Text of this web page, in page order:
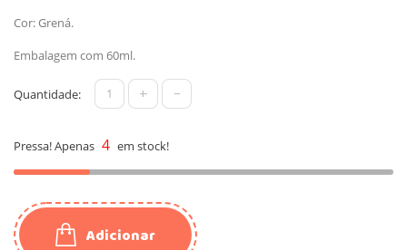
Cor: Grená.
Embalagem com 60ml.
Quantidade: + -
Pressa! Apenas 4 em stock!
Adicionar